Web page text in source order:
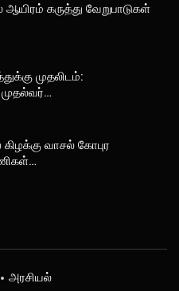
கருத்து வேறுபாடுகள்
முதலிடம்:
வாசல் கோபுர
அரசியல்